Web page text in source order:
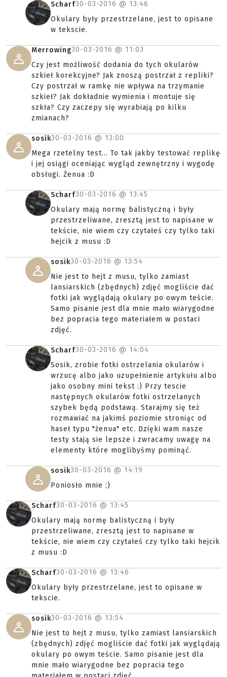
Scharf30-03-2016 @ 13:46
Okulary były przestrzelane, jest to opisane
w tekscie.
Merrowing30-03-2016 @ 11:03
Czy jest możliwość dodania do tych okularów
szkieł korekcyjne? Jak znoszą postrzał z repliki?
Czy postrzał w ramkę nie wpływa na trzymanie
szkieł? Jak dokładnie wymienia i montuje się
szkła? Czy zaczepy się wyrabiają po kilku
zmianach?
sosik30-03-2016 @ 13:00
Mega rzetelny test... To tak jakby testować replikę
i jej osiągi oceniając wygląd zewnętrzny i wygodę
obsługi. Żenua :D
Scharf30-03-2016 @ 13:45
Okulary mają normę balistyczną i były
przestrzeliwane, zresztą jest to napisane w
tekście, nie wiem czy czytałeś czy tylko taki
hejcik z musu :D
sosik30-03-2016 @ 13:54
Nie jest to hejt z musu, tylko zamiast
lansiarskich (zbędnych) zdjęć mogliście dać
fotki jak wyglądają okulary po owym teście.
Samo pisanie jest dla mnie mało wiarygodne
bez popracia tego materiałem w postaci
zdjęć.
Scharf30-03-2016 @ 14:04
Sosik, zrobie fotki ostrzelania okularów i
wrzucę albo jako uzupełnienie artykułu albo
jako osobny mini tekst :) Przy tescie
następnych okularów fotki ostrzelanych
szybek będą podstawą. Starajmy się też
rozmawiać na jakimś poziomie stroniąc od
haseł typu "żenua" etc. Dzięki wam nasze
testy stają sie lepsze i zwracamy uwagę na
elementy które moglibyśmy pominąć.
sosik30-03-2016 @ 14:19
Poniosło mnie ;)
Scharf30-03-2016 @ 13:45
Okulary mają normę balistyczną i były
przestrzeliwane, zresztą jest to napisane w
tekście, nie wiem czy czytałeś czy tylko taki hejcik
z musu :D
Scharf30-03-2016 @ 13:46
Okulary były przestrzelane, jest to opisane w
tekscie.
sosik30-03-2016 @ 13:54
Nie jest to hejt z musu, tylko zamiast lansiarskich
(zbędnych) zdjęć mogliście dać fotki jak wyglądają
okulary po owym teście. Samo pisanie jest dla
mnie mało wiarygodne bez popracia tego